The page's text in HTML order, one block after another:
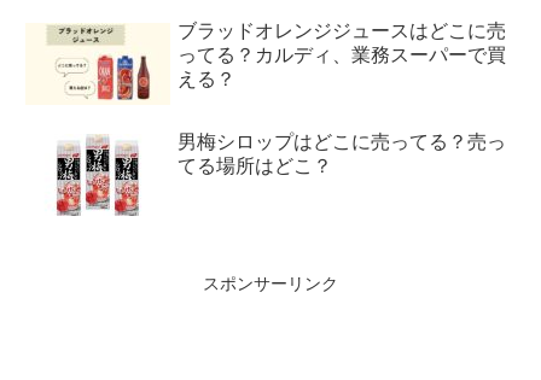
ブラッドオレンジジュースはどこに売
ってる？カルディ、業務スーパーで買
える？
男梅シロップはどこに売ってる？売っ
てる場所はどこ？
スポンサーリンク